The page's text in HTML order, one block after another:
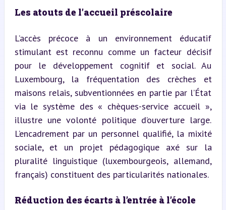
Les atouts de l’accueil préscolaire
L’accès précoce à un environnement éducatif
stimulant est reconnu comme un facteur décisif
pour le développement cognitif et social. Au
Luxembourg, la fréquentation des crèches et
maisons relais, subventionnées en partie par l’État
via le système des « chèques-service accueil »,
illustre une volonté politique d’ouverture large.
L’encadrement par un personnel qualifié, la mixité
sociale, et un projet pédagogique axé sur la
pluralité linguistique (luxembourgeois, allemand,
français) constituent des particularités nationales.
Réduction des écarts à l’entrée à l’école